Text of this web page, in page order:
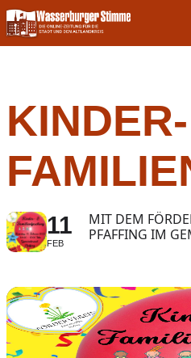
Skip
to
content
11
FEB
MIT DEM
PFAFFING IM